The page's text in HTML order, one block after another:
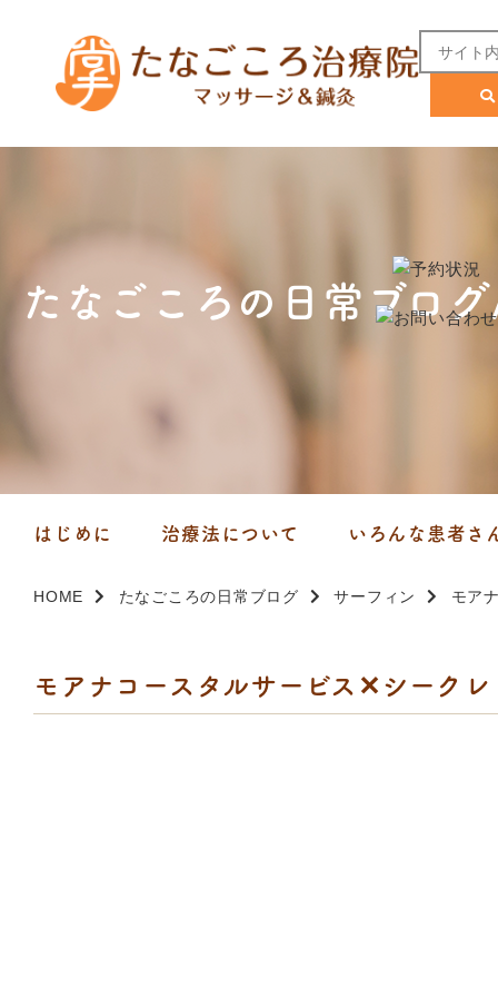
たなごころの日常ブロ
はじめに 治療法について いろんな患者さ
HOME たなごころの日常ブログ サーフィン モア
モアナコースタルサービス✕シーク